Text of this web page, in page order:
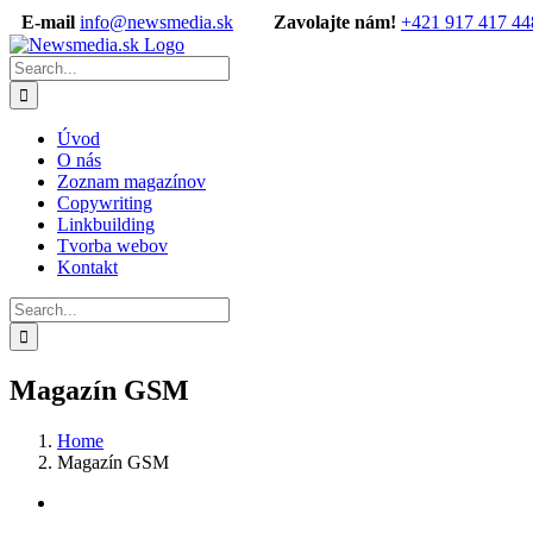
Skip
to
content
E-mail info@newsmedia.sk Zavolajte nám! +421 917 417
Facebook
Search
for:
Úvod
O nás
Zoznam magazínov
Copywriting
Linkbuilding
Tvorba webov
Kontakt
Search
for:
Magazín GSM
Home
Magazín GSM